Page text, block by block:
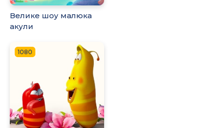
Велике шоу малюка
акули
1080